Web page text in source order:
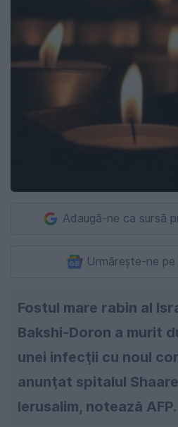
Adaugă-ne ca sursă
Urmărește-ne
Fostul mare rabin al
Bakshi-Doron a murit
unei infecţii cu noul
anunţat spitalul
Ierusalim, notează AFP.